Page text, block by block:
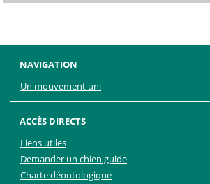
NAVIGATION
Un mouvement uni
ACCÈS DIRECTS
Liens utiles
Demander un chien guide
Charte déontologique